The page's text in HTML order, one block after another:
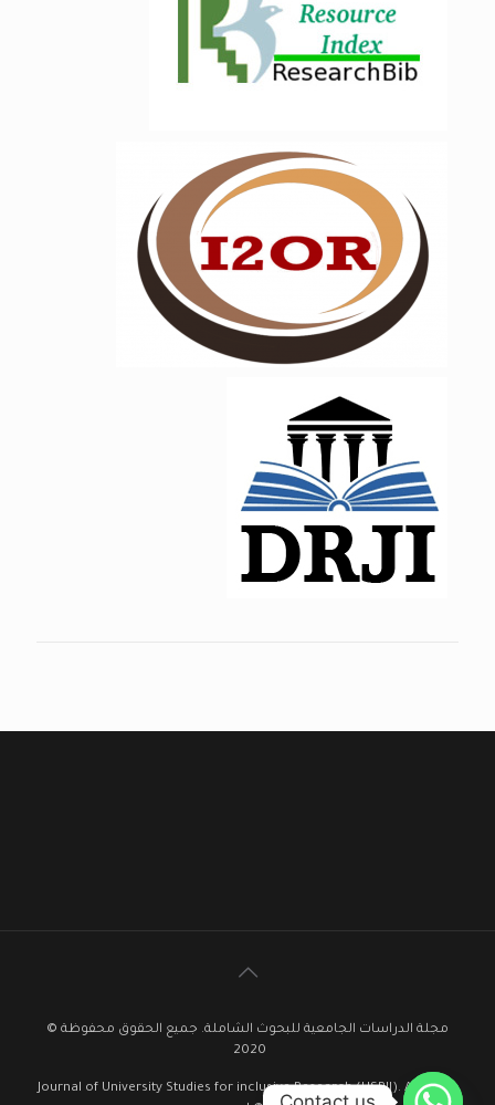
مجلة الدراسات الجامعية للبحوث الشاملة. جميع الحقوق محفوظة ©
2020
Journal of University Studies for inclusive Research (USRIJ). All rights